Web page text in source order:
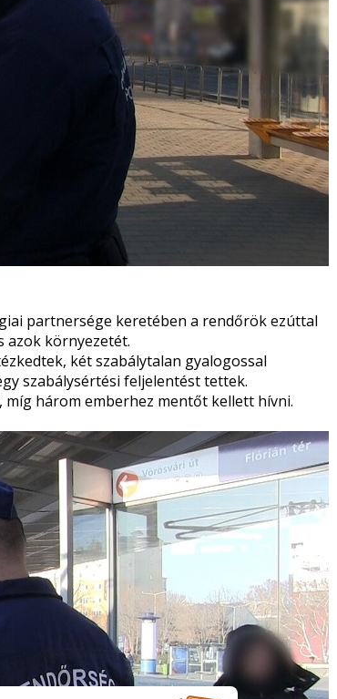
partnersége keretében a rendőrök ezúttal
azok környezetét.
két szabálytalan gyalogossal
szabálysértési feljelentést tettek.
három emberhez mentőt kellett hívni.